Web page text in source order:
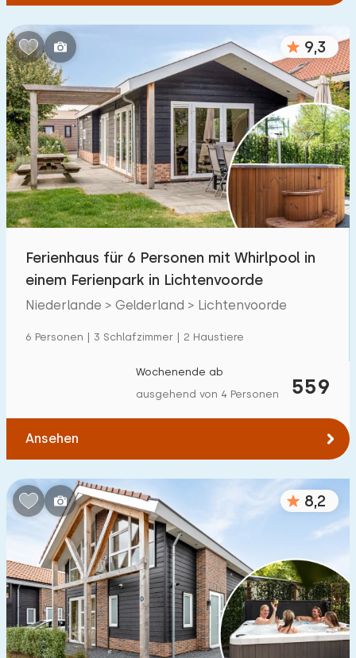
Zum Wasser
1 10 20
Zu öffentlichen Verkehrsmitteln(max. km)
0,2 0,5 1 2 5
Unterkunft
Im Ferienpark
Einfamilienhaus
Ferienbauernhof
Tiny house
Kinderfreundlich
Kindermöbel
Eingezäunter Garten 11
Spielgeräte im Garten 3
Hallenbad
9,3
Ferienhaus für 6 Personen mit Whirlpool in
einem Ferienpark in Lichtenvoorde
Niederlande > Gelderland > Lichtenvoorde
6 Personen | 3 Schlafzimmer | 2 Haustiere
559
Wochenende ab
ausgehend von 4 Personen
Ansehen
8,2